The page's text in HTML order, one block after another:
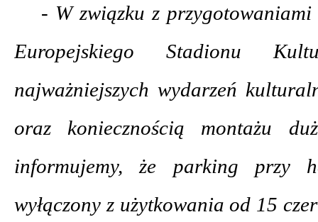
- W związku z
Europejskiego Stadionu
najważniejszych wydarzeń
oraz koniecznością montażu
informujemy, że parking przy
wyłączony z użytkowania od 15